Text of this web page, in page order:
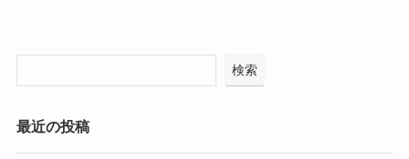
検索
最近の投稿